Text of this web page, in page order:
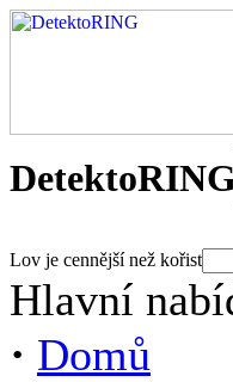
Lov je cennější než kořist
Hlavní
· Domů